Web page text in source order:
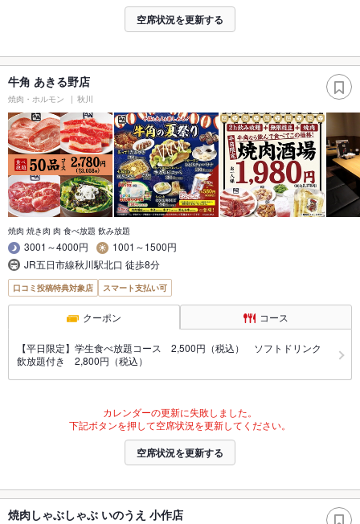
空席状況を更新する
牛角 あきる野店
焼肉・ホルモン 秋川
焼肉 焼き肉 肉 食べ放題 飲み放題
3001～4000円
1001～1500円
JR五日市線秋川駅北口 徒歩8分
口コミ投稿特典対象店 スマート支払い可
クーポン コース
【平日限定】学生食べ放題コース 2,500円（税込） ソフトドリンク
飲放題付き 2,800円（税込）
カレンダーの更新に失敗しました。
下記ボタンを押して空席状況を更新してください。
空席状況を更新する
焼肉しゃぶしゃぶ いのうえ 小作店